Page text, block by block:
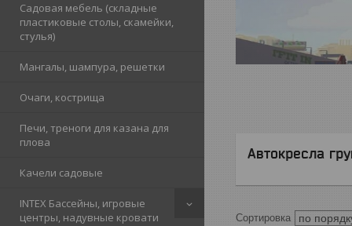
Садовая мебель (складные
пластиковые столы, скамейки,
стулья)
Мангалы, шампура, решетки
Очаги, кострища
Печи, треноги для казана для
плова
Качели садовые
INTEX Бассейны, игровые
центры, надувные кровати
Автокресла